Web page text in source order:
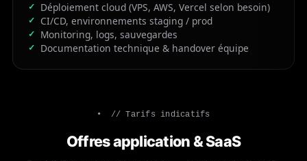
Déploiement cloud (VPS, AWS, Vercel selon besoin)
CI/CD, environnements staging / prod
Monitoring, logs, sauvegardes
Documentation technique & handover équipe
// Tarifs indicatifs
Offres application & SaaS